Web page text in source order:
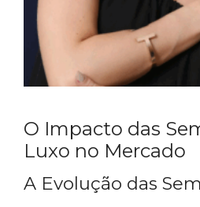
O Impacto das
Luxo no Mercado
A Evolução das